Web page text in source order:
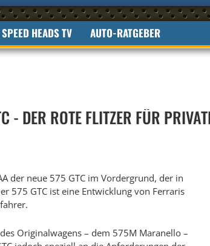
SPEED HEADS TV AUTO-RATGEBER
DER ROTE FLITZER FÜR
der neue 575 GTC im Vordergrund, der in
575 GTC ist eine Entwicklung von Ferraris
Originalwagens – dem 575M Maranello –